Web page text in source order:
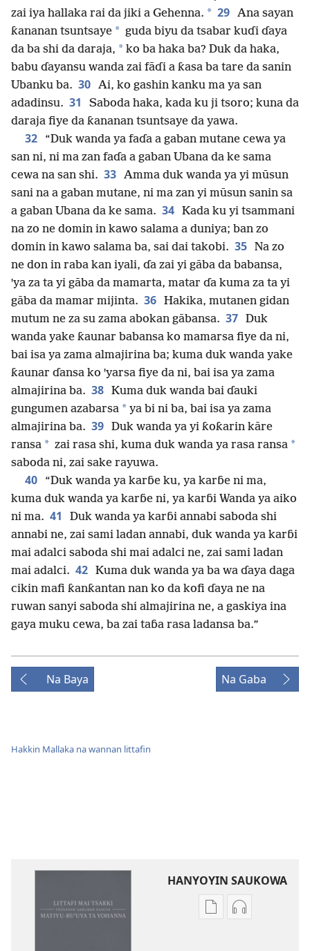
zai iya hallaka rai da jiki a Gehenna. * 29 Ana sayan
ƙananan tsuntsaye * guda biyu da tsabar kuɗi ɗaya
da ba shi da daraja, * ko ba haka ba? Duk da haka,
babu ɗayansu wanda zai fāɗi a ƙasa ba tare da sanin
Ubanku ba. 30 Ai, ko gashin kanku ma ya san
adadinsu. 31
Saboda haka, kada ku ji tsoro; kuna da
daraja fiye da ƙananan tsuntsaye da yawa.
32
“Duk wanda ya faɗa a gaban mutane cewa ya
san ni, ni ma zan faɗa a gaban Ubana da ke sama
cewa na san shi. 33 Amma duk wanda ya yi mūsun
sani na a gaban mutane, ni ma zan yi mūsun sanin sa
a gaban Ubana da ke sama. 34 Kada ku yi tsammani
na zo ne domin in kawo salama a duniya; ban zo
domin in kawo salama ba, sai dai takobi. 35 Na zo
ne don in raba kan iyali, ɗa zai yi gāba da babansa,
ꞌya za ta yi gāba da mamarta, matar ɗa kuma za ta yi
gāba da mamar mijinta. 36 Hakika, mutanen gidan
mutum ne za su zama abokan gābansa. 37 Duk
wanda yake ƙaunar babansa ko mamarsa fiye da ni,
bai isa ya zama almajirina ba; kuma duk wanda yake
ƙaunar ɗansa ko ꞌyarsa fiye da ni, bai isa ya zama
almajirina ba. 38 Kuma duk wanda bai ɗauki
gungumen azabarsa * ya bi ni ba, bai isa ya zama
almajirina ba. 39 Duk wanda ya yi ƙoƙarin kāre
ransa * zai rasa shi, kuma duk wanda ya rasa ransa *
saboda ni, zai sake rayuwa.
40
“Duk wanda ya karɓe ku, ya karɓe ni ma,
kuma duk wanda ya karɓe ni, ya karɓi Wanda ya aiko
ni ma. 41
Duk wanda ya karɓi annabi saboda shi
annabi ne, zai sami ladan annabi, duk wanda ya karɓi
mai adalci saboda shi mai adalci ne, zai sami ladan
mai adalci. 42 Kuma duk wanda ya ba wa ɗaya daga
cikin mafi ƙanƙantan nan ko da kofi ɗaya ne na
ruwan sanyi saboda shi almajirina ne, a gaskiya ina
gaya muku cewa, ba zai taɓa rasa ladansa ba.”
Na Baya Na Gaba
Hakkin Mallaka na wannan littafin
HANYOYIN SAUKOWA
SaukoSauko